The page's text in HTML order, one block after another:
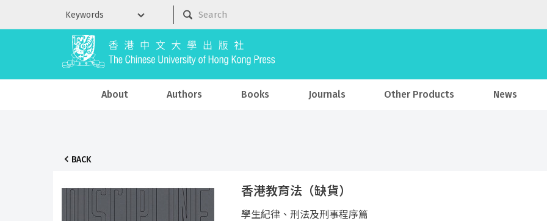
About Authors Books Journals Other Products News
BACK
香港教育法（缺貨）
學生紀律、刑法及刑事程序篇